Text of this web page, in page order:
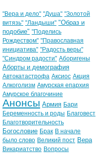
"Вера и дело" "Душа" "Золотой
витязь" "Ландыши" "Образ и
подобие" "Поделись
Рождеством" "Православная
инициатива" "Радость веры"
"Синдром радости" Аборигены
Аборты и демография
Автокатастрофа Аксиос Акция
Алкоголизм Амурская епархия
Амурское благочиние
Анонсы Армия Бари
Беременность и роды Благовест
Благотворительность
Богословие Брак В начале
было слово Великий пост Вера
Викариатство Вопросы